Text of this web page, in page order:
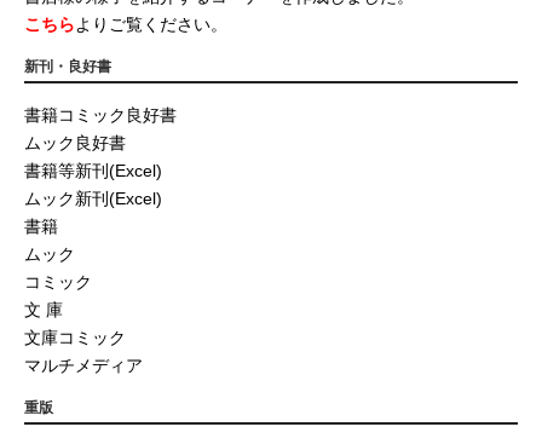
こちらよりご覧ください。
新刊・良好書
書籍コミック良好書
ムック良好書
書籍等新刊(Excel)
ムック新刊(Excel)
書籍
ムック
コミック
文 庫
文庫コミック
マルチメディア
重版